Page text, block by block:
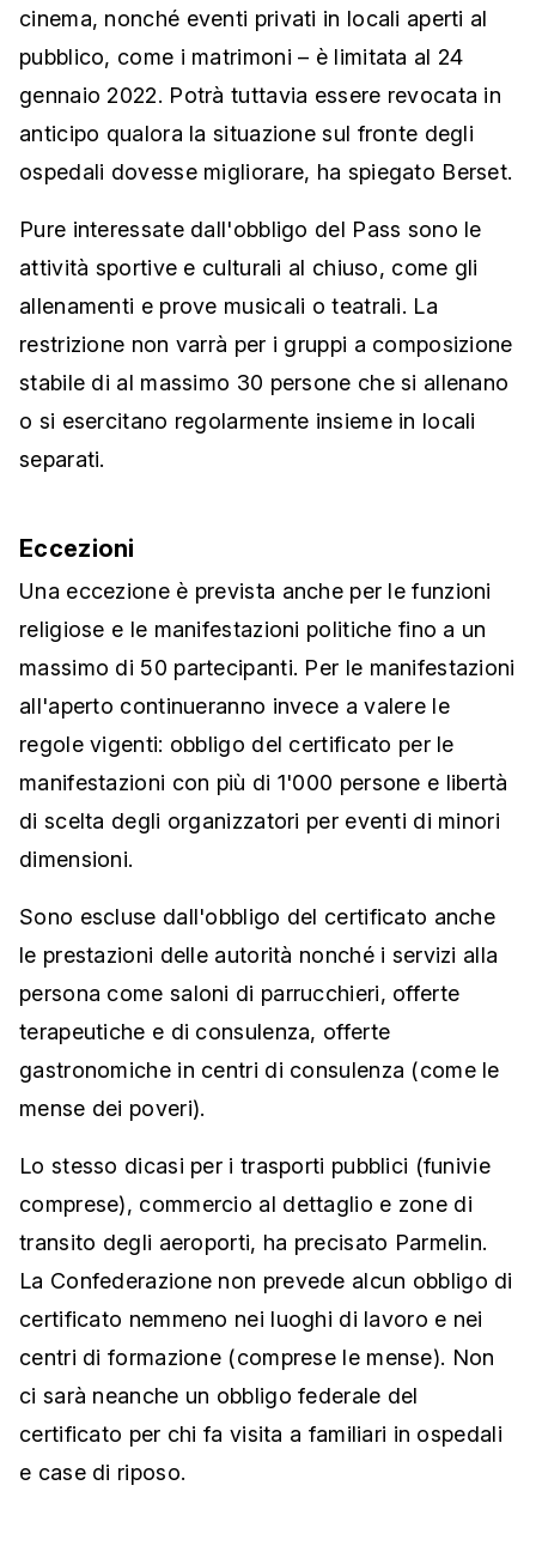
cinema, nonché eventi privati in locali aperti al
pubblico, come i matrimoni – è limitata al 24
gennaio 2022. Potrà tuttavia essere revocata in
anticipo qualora la situazione sul fronte degli
ospedali dovesse migliorare, ha spiegato Berset.
Pure interessate dall'obbligo del Pass sono le
attività sportive e culturali al chiuso, come gli
allenamenti e prove musicali o teatrali. La
restrizione non varrà per i gruppi a composizione
stabile di al massimo 30 persone che si allenano
o si esercitano regolarmente insieme in locali
separati.
Eccezioni
Una eccezione è prevista anche per le funzioni
religiose e le manifestazioni politiche fino a un
massimo di 50 partecipanti. Per le manifestazioni
all'aperto continueranno invece a valere le
regole vigenti: obbligo del certificato per le
manifestazioni con più di 1'000 persone e libertà
di scelta degli organizzatori per eventi di minori
dimensioni.
Sono escluse dall'obbligo del certificato anche
le prestazioni delle autorità nonché i servizi alla
persona come saloni di parrucchieri, offerte
terapeutiche e di consulenza, offerte
gastronomiche in centri di consulenza (come le
mense dei poveri).
Lo stesso dicasi per i trasporti pubblici (funivie
comprese), commercio al dettaglio e zone di
transito degli aeroporti, ha precisato Parmelin.
La Confederazione non prevede alcun obbligo di
certificato nemmeno nei luoghi di lavoro e nei
centri di formazione (comprese le mense). Non
ci sarà neanche un obbligo federale del
certificato per chi fa visita a familiari in ospedali
e case di riposo.